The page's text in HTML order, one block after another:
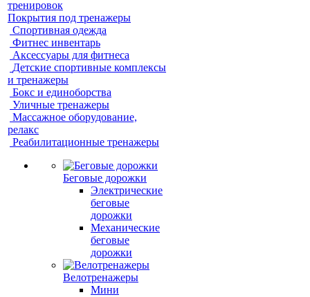
тренировок
Покрытия под тренажеры
Спортивная одежда
Фитнес инвентарь
Аксессуары для фитнеса
Детские спортивные комплексы
и тренажеры
Бокс и единоборства
Уличные тренажеры
Массажное оборудование,
релакс
Реабилитационные тренажеры
Беговые дорожки
Электрические
беговые
дорожки
Механические
беговые
дорожки
Велотренажеры
Мини